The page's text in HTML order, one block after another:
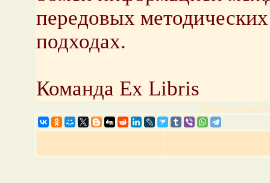
передовых
подходах.
Команда Ex Libris
Предыдущая